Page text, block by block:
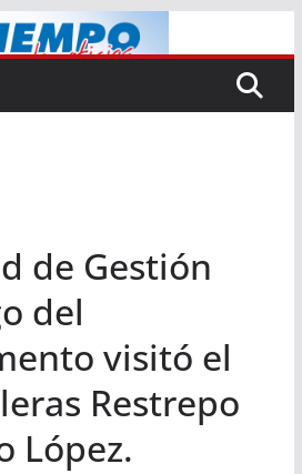
de Gestión
del
visitó el
Restrepo
López.